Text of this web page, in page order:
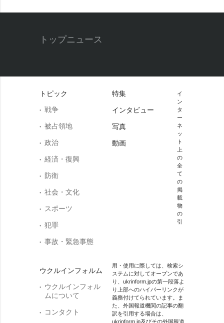
トップニュース
トピック
戦争
被占領地
政治
経済・復興
防衛
社会・文化
スポーツ
犯罪
事故・緊急事態
ウクルインフォルム
ウクルインフォル
ムについて
コンタクト
特集
インタビュー
写真
動画
イ
ン
タ
ー
ネ
ッ
ト
上
の
全
て
の
掲
載
物
の
引
用・使用に際しては、検索シ
ステムに対してオープンであ
り、ukrinform.jpの第一段落よ
り上部へのハイパーリンクが
義務付けてられています。ま
た、外国報道機関の記事の翻
訳を引用する場合は、
ukrinform.jp及びその外国報道